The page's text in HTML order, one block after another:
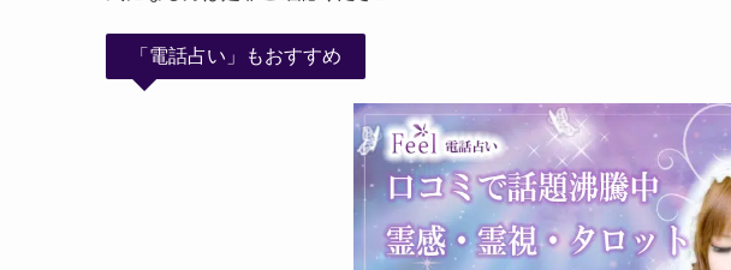
「電話占い」もおすすめ